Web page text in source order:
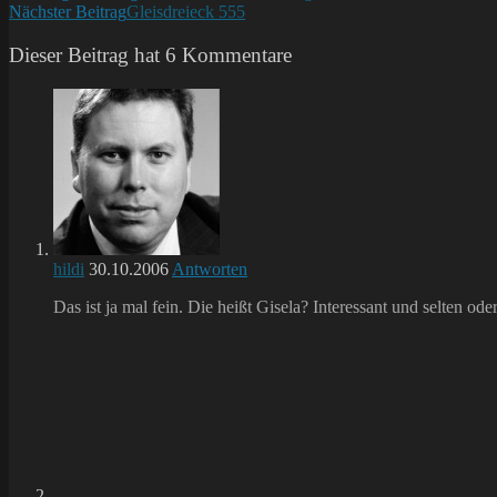
Artikel
ansehen
Nächster BeitragGleisdreieck 555
Dieser Beitrag hat 6 Kommentare
hildi 30.10.2006 Antworten
Das ist ja mal fein. Die heißt Gisela? Interessant und selten